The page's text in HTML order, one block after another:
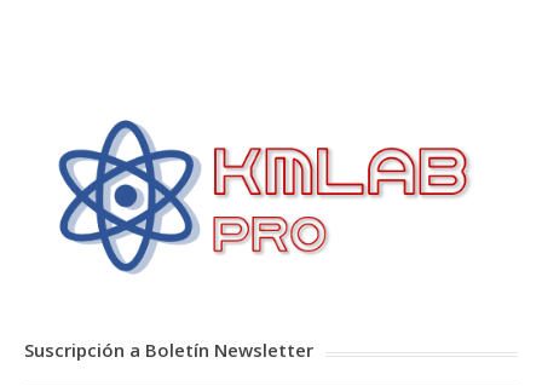
Suscripción a Boletín Newsletter